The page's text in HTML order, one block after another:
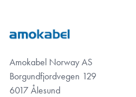
Amokabel Norway AS
Borgundfjordvegen 129
6017 Ålesund